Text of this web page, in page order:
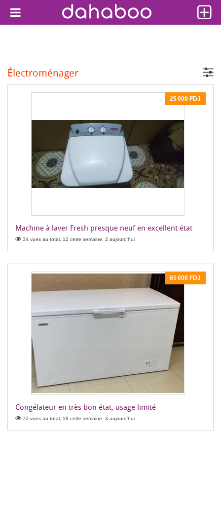
Électroménager
25 000 FDJ
Machine à laver Fresh presque neuf en excellent état
34 vues au total, 12 cette semaine, 2 aujourd'hui
65 000 FDJ
Congélateur en très bon état, usage limité
72 vues au total, 18 cette semaine, 3 aujourd'hui